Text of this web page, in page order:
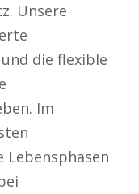
Unsere
die flexible
Im
Lebensphasen